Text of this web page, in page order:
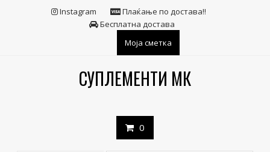
Instagram
Плаќање по достава!!
Бесплатна достава
Моја сметка
СУПЛЕМЕНТИ МК
0